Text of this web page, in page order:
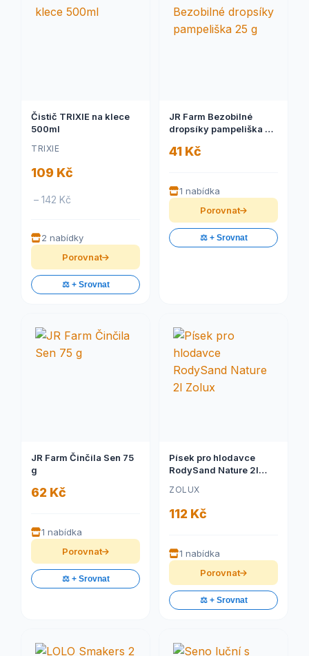
Čistič TRIXIE na klece
500ml
TRIXIE
109 Kč
– 142 Kč
2 nabídky
Porovnat
⚖️ + Srovnat
JR Farm Bezobilné
dropsíky pampeliška 25
41 Kč
1 nabídka
Porovnat
⚖️ + Srovnat
JR Farm Činčila Sen 75
g
62 Kč
1 nabídka
Porovnat
⚖️ + Srovnat
Písek pro hlodavce
RodySand Nature 2l
ZOLUX
112 Kč
1 nabídka
Porovnat
⚖️ + Srovnat